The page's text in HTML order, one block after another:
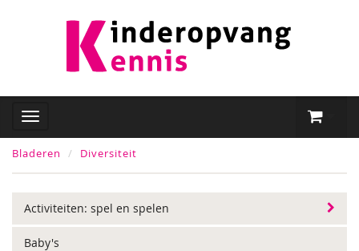
Bladeren Diversiteit
Activiteiten: spel en spelen
Baby's